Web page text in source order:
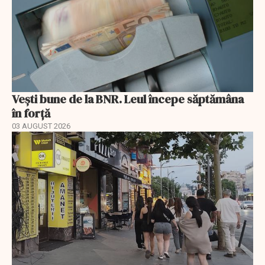
Vești bune de la BNR. Leul începe săptămâna
în forță
03 AUGUST 2026